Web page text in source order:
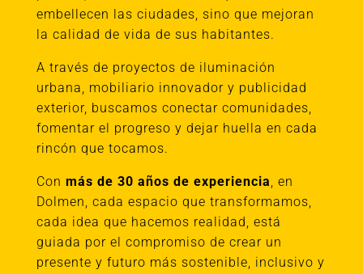
embellecen las ciudades, sino que mejoran
la calidad de vida de sus habitantes.
A través de proyectos de iluminación
urbana, mobiliario innovador y publicidad
exterior, buscamos conectar comunidades,
fomentar el progreso y dejar huella en cada
rincón que tocamos.
Con más de 30 años de experiencia, en
Dolmen, cada espacio que transformamos,
cada idea que hacemos realidad, está
guiada por el compromiso de crear un
presente y futuro más sostenible, inclusivo y